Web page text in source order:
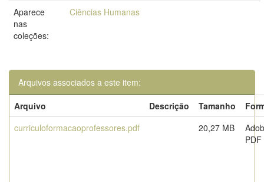
Aparece
nas
coleções:
Ciências Humanas
Arquivos associados a este item:
Arquivo
Descrição Tamanho
curriculoformacaoprofessores.pdf
20,27 MB
PDF